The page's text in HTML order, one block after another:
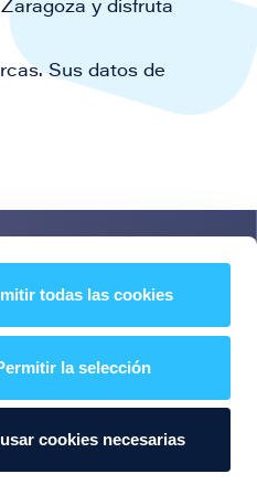
todas las cookies
la selección
cookies necesarias
y disfruta
Sus datos de